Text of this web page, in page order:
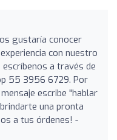
gustaría conocer
con nuestro
escríbenos a través de
55 3956 6729. Por
escribe "hablar
una pronta
a tus órdenes! -